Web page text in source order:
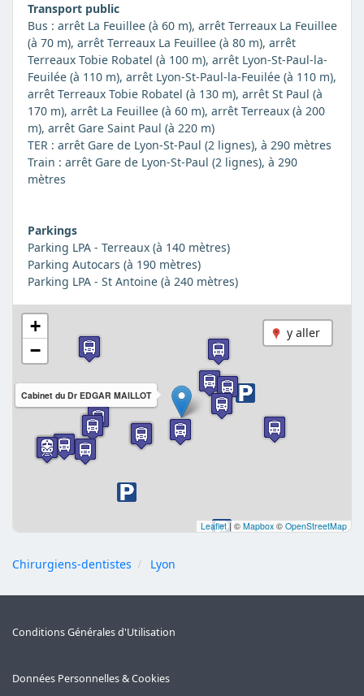
Transport public
Bus : arrêt La Feuillee (à 60 m), arrêt Terreaux La Feuillee
(à 70 m), arrêt Terreaux La Feuillee (à 80 m), arrêt
Terreaux Tobie Robatel (à 100 m), arrêt Lyon-St-Paul-la-
Feuilée (à 110 m), arrêt Lyon-St-Paul-la-Feuilée (à 110 m),
arrêt Terreaux Tobie Robatel (à 130 m), arrêt St Paul (à
170 m), arrêt La Feuillee (à 60 m), arrêt Terreaux (à 200
m), arrêt Gare Saint Paul (à 220 m)
TER : arrêt Gare de Lyon-St-Paul (2 lignes), à 290 mètres
Train : arrêt Gare de Lyon-St-Paul (2 lignes), à 290
mètres
Parkings
Parking LPA - Terreaux (à 140 mètres)
Parking Autocars (à 190 mètres)
Parking LPA - St Antoine (à 240 mètres)
y aller
Cabinet du Dr EDGAR MAILLOT
+
−
Leaflet | © Mapbox © OpenStreetMap
Chirurgiens-dentistes Lyon
Conditions Générales d'Utilisation
Données Personnelles & Cookies